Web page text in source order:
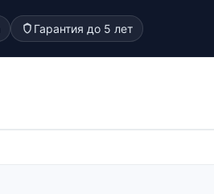
Гарантия до 5 лет